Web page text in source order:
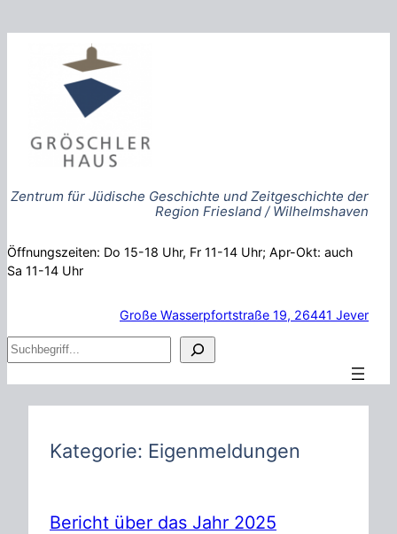
Inhalt
springen
Zentrum für Jüdische Geschichte und Zeitgeschichte der
Region Friesland / Wilhelmshaven
Öffnungszeiten: Do 15-18 Uhr, Fr 11-14 Uhr; Apr-Okt: auch
Sa 11-14 Uhr
Große Wasserpfortstraße 19, 26441 Jever
S
u
c
Kategorie: Eigenmeldungen
Bericht über das Jahr 2025